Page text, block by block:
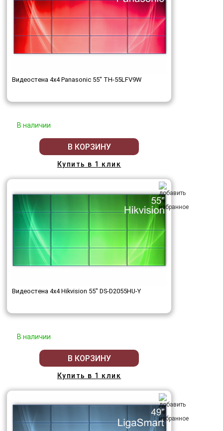
Видеостена 4x4 Panasonic 55" TH-55LFV9W
В наличии
В КОРЗИНУ
Купить в 1 клик
Видеостена 4x4 Hikvision 55" DS-D2055HU-Y
В наличии
В КОРЗИНУ
Купить в 1 клик